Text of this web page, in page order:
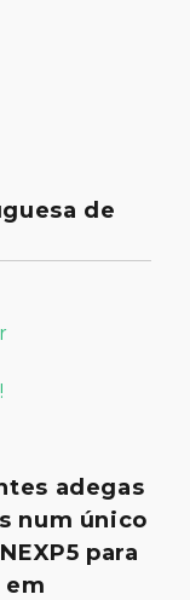
de
adegas
num único
para
em